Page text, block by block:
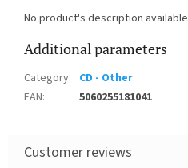
No product's description available
Additional parameters
Category: CD - Other
EAN: 5060255181041